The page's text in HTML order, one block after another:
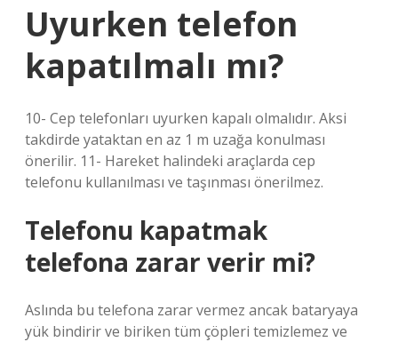
Uyurken telefon
kapatılmalı mı?
10- Cep telefonları uyurken kapalı olmalıdır. Aksi
takdirde yataktan en az 1 m uzağa konulması
önerilir. 11- Hareket halindeki araçlarda cep
telefonu kullanılması ve taşınması önerilmez.
Telefonu kapatmak
telefona zarar verir mi?
Aslında bu telefona zarar vermez ancak bataryaya
yük bindirir ve biriken tüm çöpleri temizlemez ve